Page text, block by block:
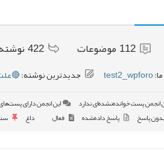
112 موضوعات 422
test2_wpforo جدیدترین نوشته:
انجمن پست خوانده‌نشده‌ای ندارد
این انجمن دارای
بدون پاسخ پاسخ داده‌شده فعال داغ